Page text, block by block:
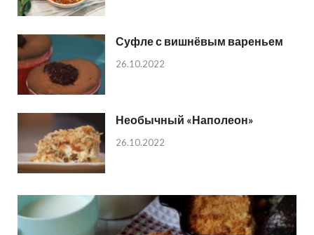
Суфле с вишнёвым вареньем
26.10.2022
Необычный «Наполеон»
26.10.2022